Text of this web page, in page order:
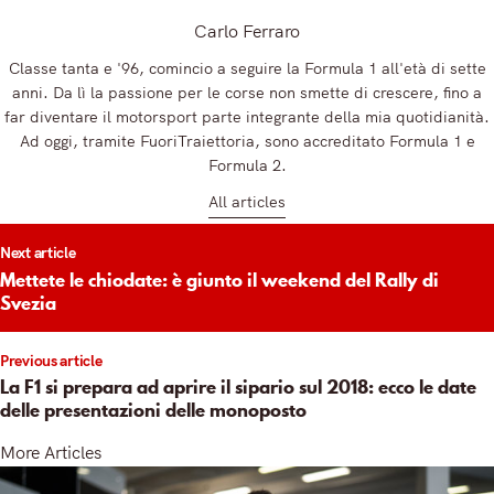
Carlo Ferraro
Classe tanta e '96, comincio a seguire la Formula 1 all'età di sette
anni. Da lì la passione per le corse non smette di crescere, fino a
far diventare il motorsport parte integrante della mia quotidianità.
Ad oggi, tramite FuoriTraiettoria, sono accreditato Formula 1 e
Formula 2.
All articles
Previous article
La F1 si prepara ad aprire il sipario sul 2018: ecco le date
delle presentazioni delle monoposto
Next article
Mettete le chiodate: è giunto il weekend del Rally di
Svezia
More Articles